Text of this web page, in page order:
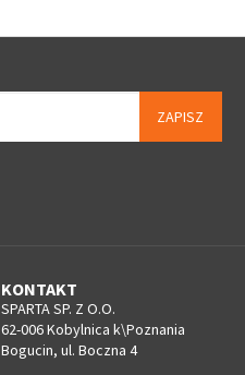
ZAPISZ
KONTAKT
SPARTA SP. Z O.O.
62-006 Kobylnica k\Poznania
Bogucin, ul. Boczna 4